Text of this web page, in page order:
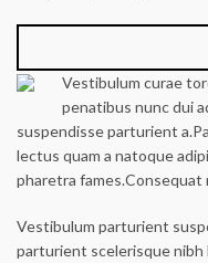
Vestibulum curae
penatibus nunc dui
suspendisse parturient
lectus quam a natoque
pharetra fames.Consequat
Vestibulum parturient
parturient scelerisque nibh